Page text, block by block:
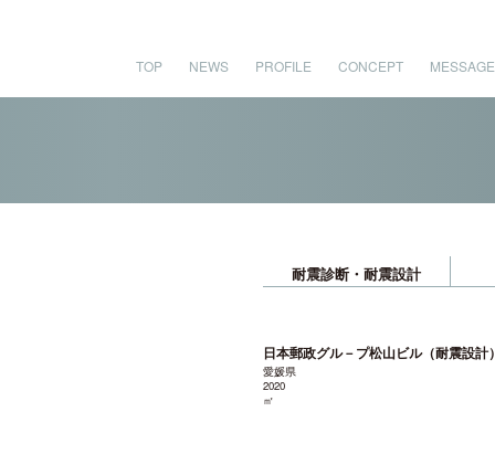
TOP NEWS PROFILE CONCEPT MESSAGE
耐震診断・耐震設計
日本郵政グル－プ松山ビル（耐震設計）
愛媛県
2020
㎡